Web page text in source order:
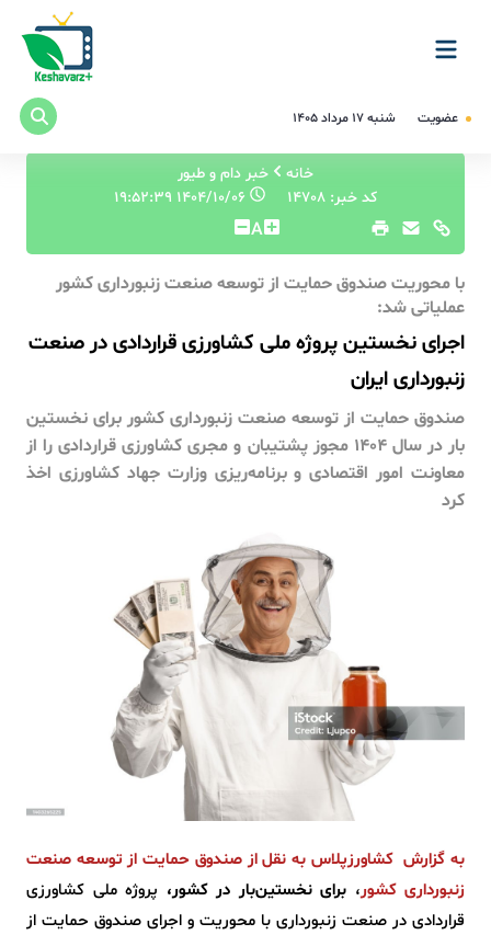
عضویت شنبه ۱۷ مرداد ۱۴۰۵
خانه
خبر دام و طیور
کد خبر: 14708
۱۴۰۴/۱۰/۰۶ ۱۹:۵۲:۳۹
A
با محوریت صندوق حمایت از توسعه صنعت زنبورداری کشور
عملیاتی شد:
اجرای نخستین پروژه ملی کشاورزی قراردادی در صنعت
زنبورداری ایران
صندوق حمایت از توسعه صنعت زنبورداری کشور برای نخستین
بار در سال 1404 مجوز پشتیبان و مجری کشاورزی قراردادی را از
معاونت امور اقتصادی و برنامه‌ریزی وزارت جهاد کشاورزی اخذ
کرد
به گزارش کشاورزپلاس به نقل از صندوق حمایت از توسعه صنعت
زنبورداری کشور، برای نخستین‌بار در کشور، پروژه ملی کشاورزی
قراردادی در صنعت زنبورداری با محوریت و اجرای صندوق حمایت از